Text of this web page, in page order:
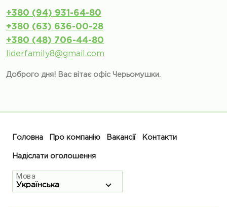
+380 (94) 931-64-80
+380 (63) 636-00-28
+380 (48) 706-44-80
liderfamily8@gmail.com
Доброго дня! Вас вітає офіс Черьомушки.
Головна Про компанію Вакансії Контакти
Надіслати оголошення
Мова